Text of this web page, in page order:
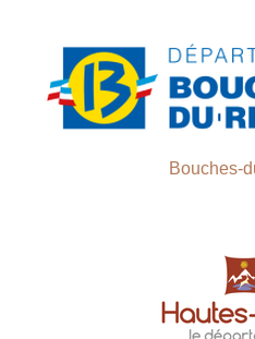
Bouches-